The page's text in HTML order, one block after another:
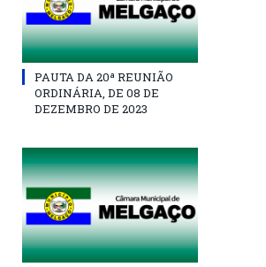
PAUTA DA 20ª REUNIÃO
ORDINÁRIA, DE 08 DE
DEZEMBRO DE 2023